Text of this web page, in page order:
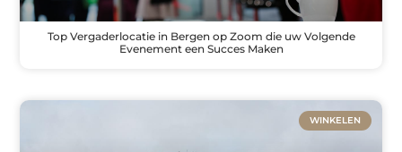
Top Vergaderlocatie in Bergen op Zoom die uw Volgende
Evenement een Succes Maken
WINKELEN